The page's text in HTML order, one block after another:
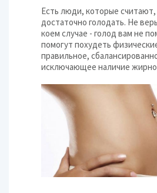
Есть люди, которые
достаточно голодать. Не
коем случае - голод вам не
помогут похудеть
правильное,
исключающее наличие